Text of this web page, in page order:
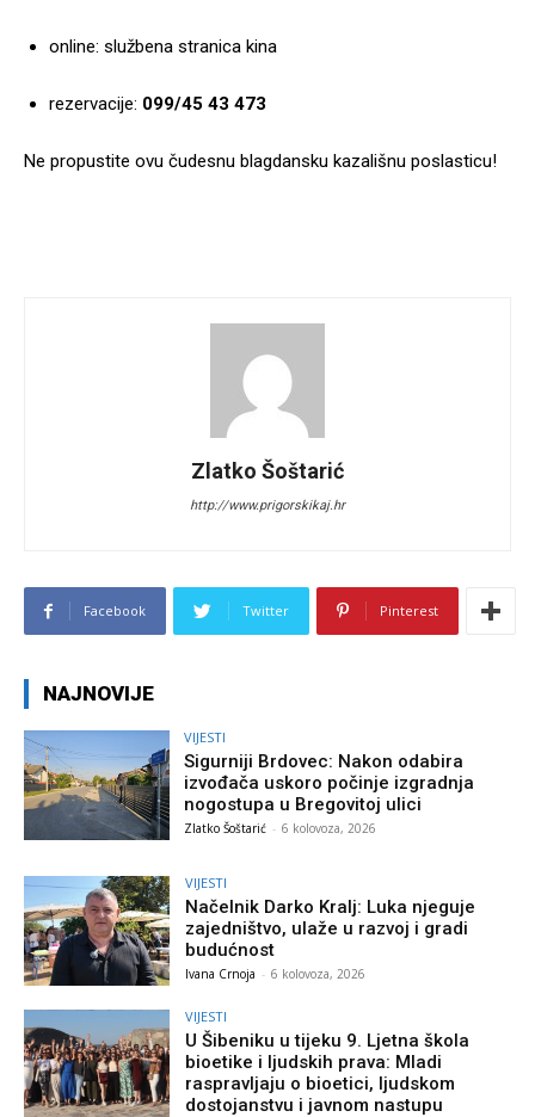
online: službena stranica kina
rezervacije: 099/45 43 473
Ne propustite ovu čudesnu blagdansku kazališnu poslasticu!
Zlatko Šoštarić
http://www.prigorskikaj.hr
Facebook Twitter Pinterest
NAJNOVIJE
VIJESTI
Sigurniji Brdovec: Nakon odabira
izvođača uskoro počinje izgradnja
nogostupa u Bregovitoj ulici
Zlatko Šoštarić - 6 kolovoza, 2026
VIJESTI
Načelnik Darko Kralj: Luka njeguje
zajedništvo, ulaže u razvoj i gradi
budućnost
Ivana Crnoja - 6 kolovoza, 2026
VIJESTI
U Šibeniku u tijeku 9. Ljetna škola
bioetike i ljudskih prava: Mladi
raspravljaju o bioetici, ljudskom
dostojanstvu i javnom nastupu